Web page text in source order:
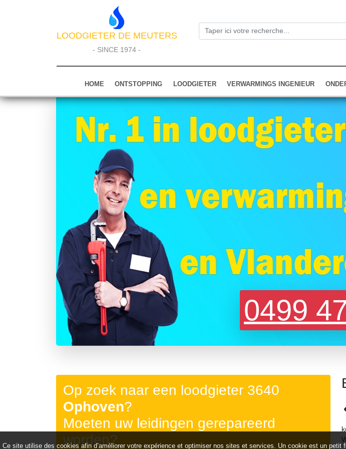
LOODGIETER DE MEUTERS
- SINCE 1974 -
HOME ONTSTOPPING LOODGIETER VERWARMINGS INGENIEUR
0499
Précédent
Op zoek naar een loodgieter 3640
Ophoven?
Moeten uw leidingen gerepareerd
worden?
Ce site utilise des cookies afin d’améliorer votre expérience et optimiser nos sites et services. Un cookie est un